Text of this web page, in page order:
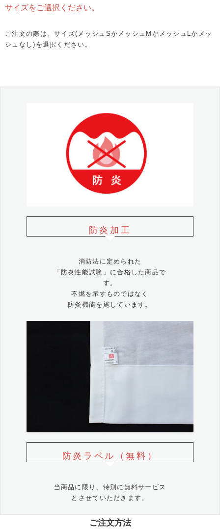
ご注文方法
サイズをご選択ください。
ご注文の際は、サイズ(メッシュSかメッシュMかメッシュLかメッ
シュなし)を選択ください。
防炎加工
消防法に定められた
「防炎性能試験」に合格した商品で
す。
不燃を示すものではなく
防炎機能を施しています。
防炎ラベル（無料）
当商品に限り、特別に無料サービス
とさせていただきます。